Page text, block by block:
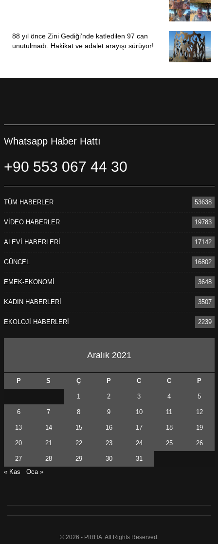
88 yıl önce Zini Gediği’nde katledilen 97 can
unutulmadı: Hakikat ve adalet arayışı sürüyor!
Whatsapp Haber Hattı
+90 553 067 44 30
TÜM HABERLER 53638
VİDEO HABERLER 19783
ALEVİ HABERLERİ 17142
GÜNCEL 16802
EMEK-EKONOMİ 3648
KADIN HABERLERİ 3507
EKOLOJİ HABERLERİ 2239
Aralık 2021
P S Ç P C C P
1 2 3 4 5
6 7 8 9 10 11 12
13 14 15 16 17 18 19
20 21 22 23 24 25 26
27 28 29 30
31
« Kas
Oca »
© 2026 - PİRHA. All Rights Reserved.